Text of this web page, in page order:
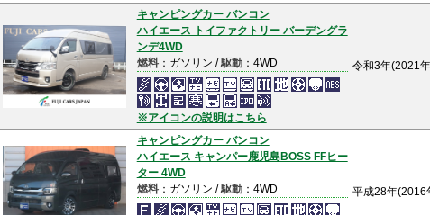
キャンピングカー バンコン
ハイエース トイファクトリー バーデングラ
ンデ4WD
燃料：ガソリン /駆動：4WD
※アイコンの説明はこちら
令和3年(2021
キャンピングカー バンコン
ハイエース キャンパー鹿児島BOSS FFヒー
ター 4WD
燃料：ガソリン /駆動：4WD 平成28年(2016